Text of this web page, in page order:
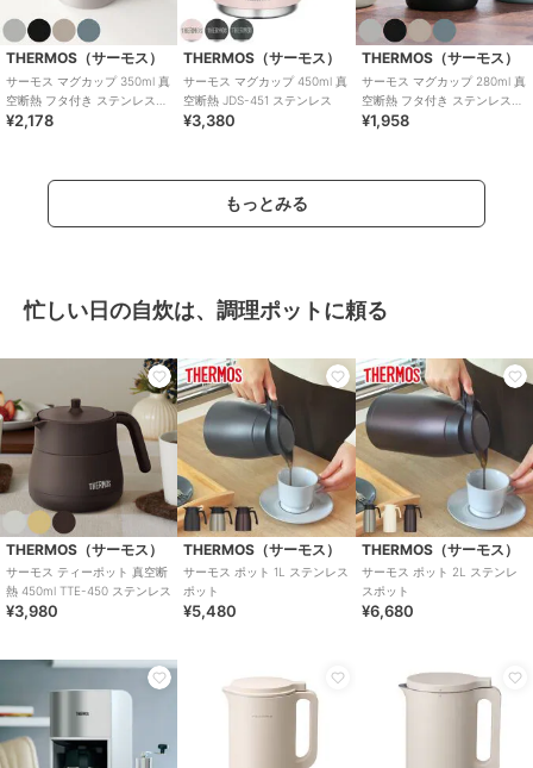
THERMOS（サーモス）
サーモス マグカップ 350ml 真
空断熱 フタ付き ステンレス
JDG-352
¥2,178
THERMOS（サーモス）
サーモス マグカップ 450ml 真
空断熱 JDS-451 ステンレス
¥3,380
THERMOS（サーモス）
サーモス マグカップ 280ml 真
空断熱 フタ付き ステンレス
JDG-282
¥1,958
もっとみる
忙しい日の自炊は、調理ポットに頼る
THERMOS（サーモス）
サーモス ティーポット 真空断
熱 450ml TTE-450 ステンレス
¥3,980
THERMOS（サーモス）
サーモス ポット 1L ステンレス
ポット
¥5,480
THERMOS（サーモス）
サーモス ポット 2L ステンレ
スポット
¥6,680